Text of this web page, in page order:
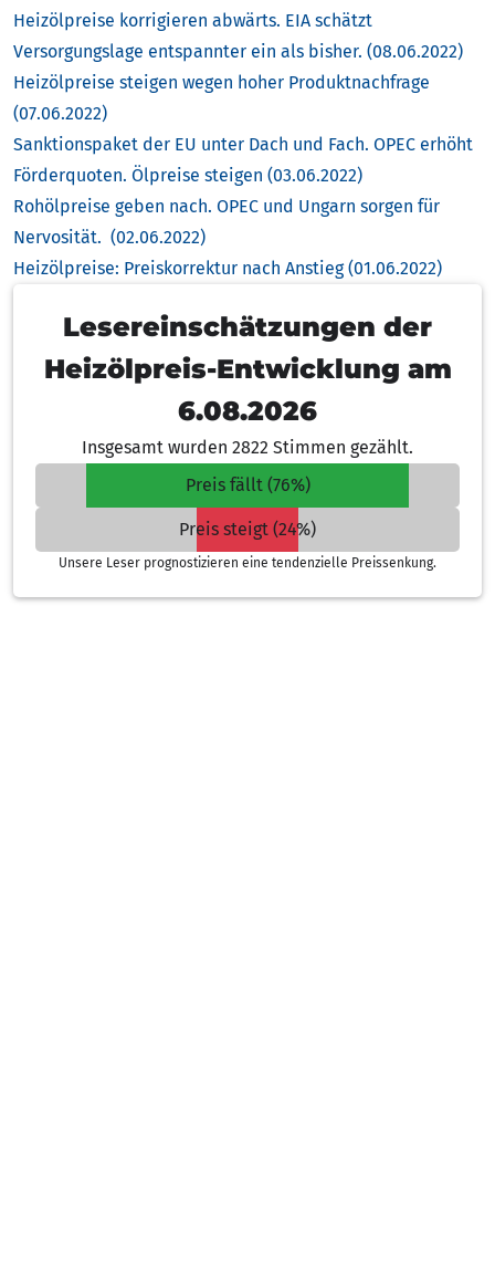
Heizölpreise korrigieren abwärts. EIA schätzt
Versorgungslage entspannter ein als bisher. (08.06.2022)
Heizölpreise steigen wegen hoher Produktnachfrage
(07.06.2022)
Sanktionspaket der EU unter Dach und Fach. OPEC erhöht
Förderquoten. Ölpreise steigen (03.06.2022)
Rohölpreise geben nach. OPEC und Ungarn sorgen für
Nervosität. (02.06.2022)
Heizölpreise: Preiskorrektur nach Anstieg (01.06.2022)
Lesereinschätzungen der
Heizölpreis-Entwicklung am
6.08.2026
Insgesamt wurden 2822 Stimmen gezählt.
Preis fällt (76%)
Preis steigt (24%)
Unsere Leser prognostizieren eine tendenzielle Preissenkung.